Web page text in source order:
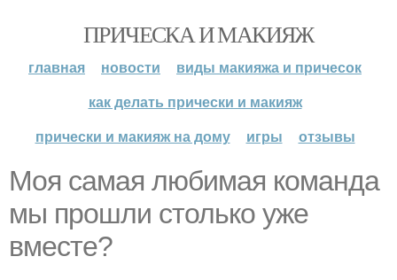
ПРИЧЕСКА И МАКИЯЖ
главная новости
виды макияжа и причесок
как делать прически и макияж
прически и макияж на дому
игры отзывы
Моя самая любимая команда
мы прошли столько уже
вместе?